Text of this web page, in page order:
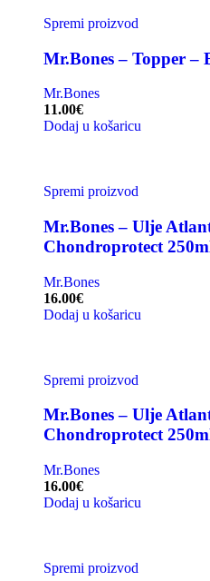
Spremi proizvod
Mr.Bones – Topper –
Mr.Bones
11.00€
Dodaj u košaricu
Spremi proizvod
Mr.Bones – Ulje
Chondroprotect
Mr.Bones
16.00€
Dodaj u košaricu
Spremi proizvod
Mr.Bones – Ulje
Chondroprotect
Mr.Bones
16.00€
Dodaj u košaricu
Spremi proizvod